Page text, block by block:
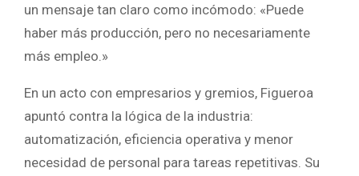
un mensaje tan claro como incómodo: «Puede
haber más producción, pero no necesariamente
más empleo.»
En un acto con empresarios y gremios, Figueroa
apuntó contra la lógica de la industria:
automatización, eficiencia operativa y menor
necesidad de personal para tareas repetitivas. Su